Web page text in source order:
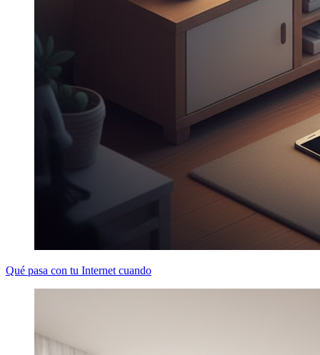
Qué pasa con tu Internet cuando